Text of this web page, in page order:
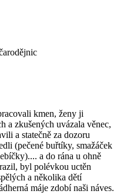
kmen, ženy ji
a zkušených uvázala věnec,
a statečně za dozoru
(pečené buřtíky, smažáček
a do rána u ohně
byl polévkou uctěn
a několika dětí
máje zdobí naši náves.